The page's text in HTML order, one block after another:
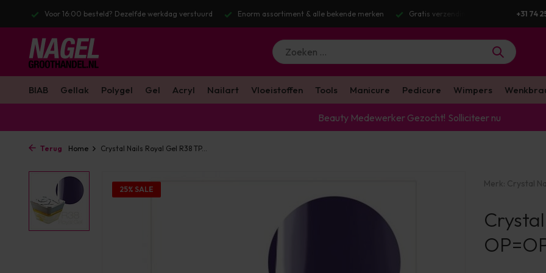
16:00 besteld? Dezelfde werkdag verstuurd Enorm assortiment & alle bekende merken Gratis verzending v.a. €100 excl. BTW Voor+31 74
BIAB Gellak Polygel Gel Acryl Nailart Vloeistoffen Tools Manicure Pedicure Wimpers
Beauty Medewerker Gezocht! Solliciteer nu
Terug Home Crystal Nails Royal Gel R38 TP...
25% SALE
Merk: Crystal